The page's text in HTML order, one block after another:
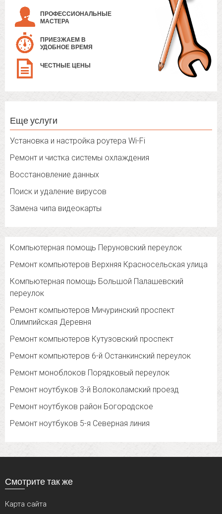
ПРОФЕССИОНАЛЬНЫЕ
МАСТЕРА
ПРИЕЗЖАЕМ В
УДОБНОЕ ВРЕМЯ
ЧЕСТНЫЕ ЦЕНЫ
Еще услуги
Установка и настройка роутера Wi-Fi
Ремонт и чистка системы охлаждения
Восстановление данных
Поиск и удаление вирусов
Замена чипа видеокарты
Компьютерная помощь Перуновский переулок
Ремонт компьютеров Верхняя Красносельская улица
Компьютерная помощь Большой Палашевский
переулок
Ремонт компьютеров Мичуринский проспект
Олимпийская Деревня
Ремонт компьютеров Кутузовский проспект
Ремонт компьютеров 6-й Останкинский переулок
Ремонт моноблоков Порядковый переулок
Ремонт ноутбуков 3-й Волоколамский проезд
Ремонт ноутбуков район Богородское
Ремонт ноутбуков 5-я Северная линия
Смотрите так же
Карта сайта